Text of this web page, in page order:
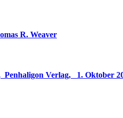
R. Weaver
1. Oktober 2025, ‎ Deutsche Erstausgabe,